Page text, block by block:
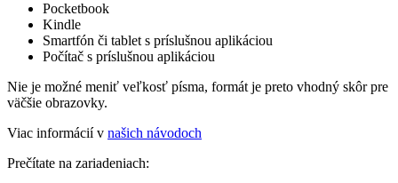
Pocketbook
Kindle
Smartfón či tablet s príslušnou aplikáciou
Počítač s príslušnou aplikáciou
Nie je možné meniť veľkosť písma, formát je preto vhodný skôr pre
väčšie obrazovky.
Viac informácií v našich návodoch
Prečítate na zariadeniach: